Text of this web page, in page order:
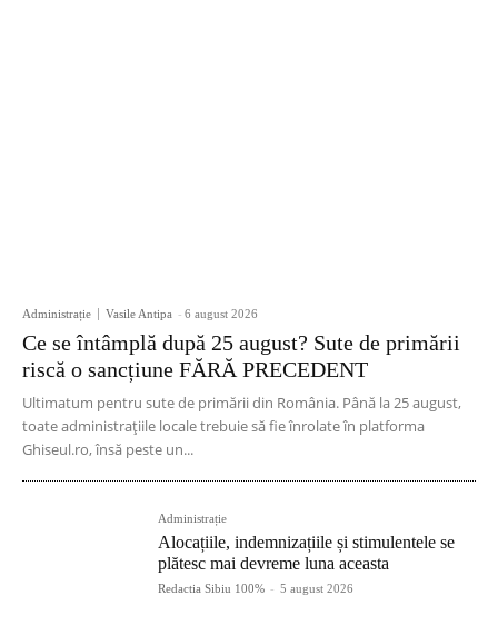
Administrație Vasile Antipa - 6 august 2026
Ce se întâmplă după 25 august? Sute de primării
riscă o sancțiune FĂRĂ PRECEDENT
Ultimatum pentru sute de primării din România. Până la 25 august,
toate administrațiile locale trebuie să fie înrolate în platforma
Ghiseul.ro, însă peste un...
Administrație
Alocațiile, indemnizațiile și stimulentele se
plătesc mai devreme luna aceasta
Redactia Sibiu 100% - 5 august 2026